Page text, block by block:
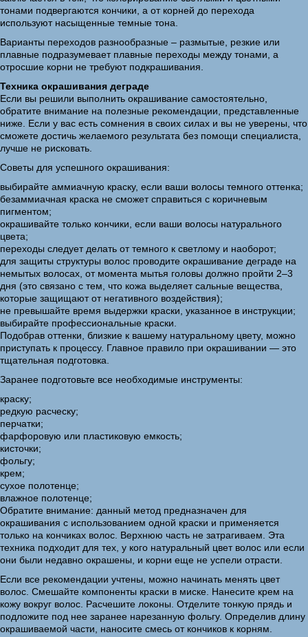
тонами подвергаются кончики, а от корней до перехода
используют насыщенные темные тона.
Варианты переходов разнообразные – размытые, резкие или
плавные подразумевает плавные переходы между тонами, а
отросшие корни не требуют подкрашивания.
Техника окрашивания деграде
Если вы решили выполнить окрашивание самостоятельно,
обратите внимание на полезные рекомендации, представленные
ниже. Если у вас есть сомнения в своих силах и вы не уверены, что
сможете достичь желаемого результата без помощи специалиста,
лучше не рисковать.
Советы для успешного окрашивания:
выбирайте аммиачную краску, если ваши волосы темного оттенка;
безаммиачная краска не сможет справиться с коричневым
пигментом;
окрашивайте только кончики, если ваши волосы натурального
цвета;
переходы следует делать от темного к светлому и наоборот;
для защиты структуры волос проводите окрашивание деграде на
немытых волосах, от момента мытья головы должно пройти 2–3
дня (это связано с тем, что кожа выделяет сальные вещества,
которые защищают от негативного воздействия);
не превышайте время выдержки краски, указанное в инструкции;
выбирайте профессиональные краски.
Подобрав оттенки, близкие к вашему натуральному цвету, можно
приступать к процессу. Главное правило при окрашивании — это
тщательная подготовка.
Заранее подготовьте все необходимые инструменты:
краску;
редкую расческу;
перчатки;
фарфоровую или пластиковую емкость;
кисточки;
фольгу;
крем;
сухое полотенце;
влажное полотенце;
Обратите внимание: данный метод предназначен для
окрашивания с использованием одной краски и применяется
только на кончиках волос. Верхнюю часть не затрагиваем. Эта
техника подходит для тех, у кого натуральный цвет волос или если
они были недавно окрашены, и корни еще не успели отрасти.
Если все рекомендации учтены, можно начинать менять цвет
волос. Смешайте компоненты краски в миске. Нанесите крем на
кожу вокруг волос. Расчешите локоны. Отделите тонкую прядь и
подложите под нее заранее нарезанную фольгу. Определив длину
окрашиваемой части, наносите смесь от кончиков к корням.